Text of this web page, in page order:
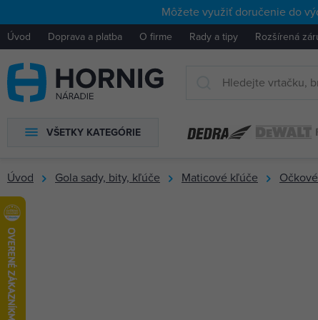
Môžete využiť doručenie do
Úvod Doprava a platba O firme Rady a tipy Rozšírená
VŠETKY KATEGÓRIE
Úvod Gola sady, bity, kľúče Maticové kľúče